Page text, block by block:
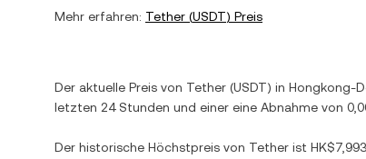
Mehr erfahren: Tether (USDT) Preis
Der aktuelle Preis von Tether (USDT) in Hongkong-
letzten 24 Stunden und einer eine Abnahme von
Der historische Höchstpreis von Tether ist